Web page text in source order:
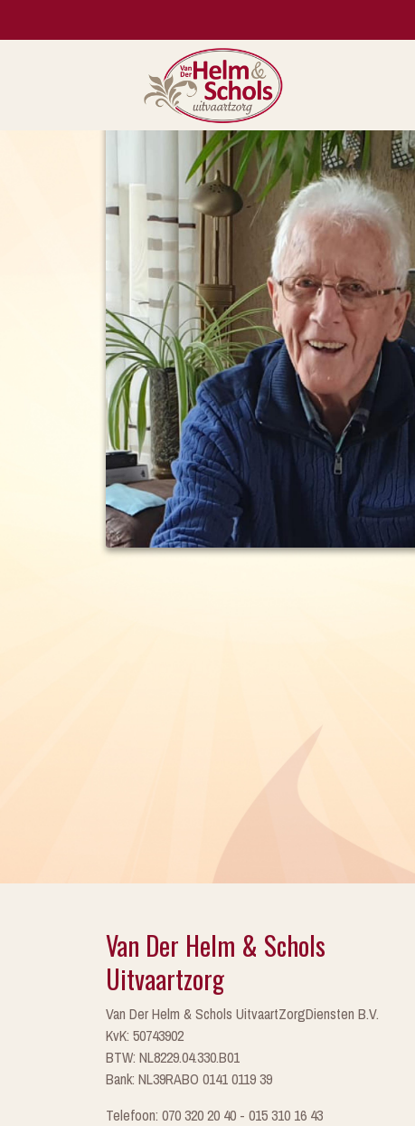
Van Der Helm & Schols
Uitvaartzorg
Van Der Helm & Schols UitvaartZorgDiensten B.V.
KvK: 50743902
BTW: NL8229.04.330.B01
Bank: NL39RABO 0141 0119 39
Telefoon: 070 320 20 40 - 015 310 16 43